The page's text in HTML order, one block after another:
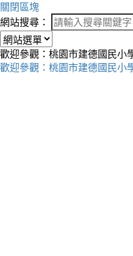
關閉區塊
網站搜尋：
歡迎參觀：桃園市建德國民小
歡迎參觀：桃園市建德國民小